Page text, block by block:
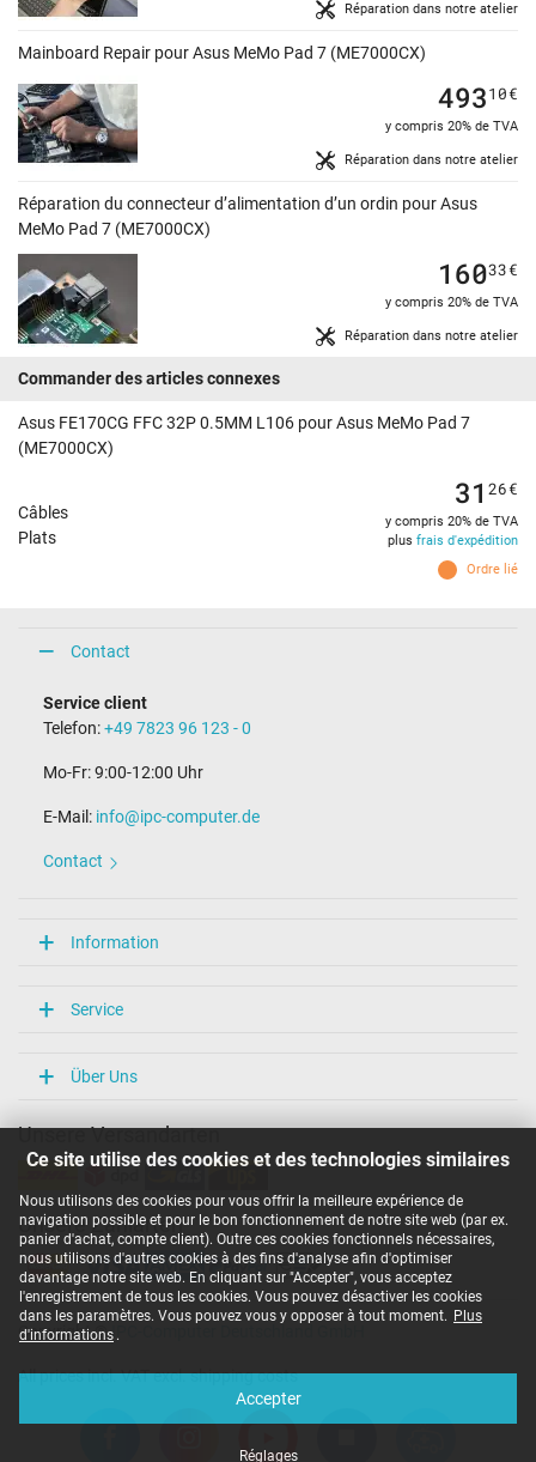
Ce site utilise des cookies et des technologies similaires
Nous utilisons des cookies pour vous offrir la meilleure expérience de
navigation possible et pour le bon fonctionnement de notre site web (par ex.
panier d'achat, compte client). Outre ces cookies fonctionnels nécessaires,
nous utilisons d'autres cookies à des fins d'analyse afin d'optimiser
davantage notre site web. En cliquant sur "Accepter", vous acceptez
l'enregistrement de tous les cookies. Vous pouvez désactiver les cookies
dans les paramètres. Vous pouvez vous y opposer à tout moment. Plus
d'informations .
Accepter
Réglages
Réparation dans notre atelier
Mainboard Repair pour Asus MeMo Pad 7 (ME7000CX)
Réparation dans notre atelier
49310€
y compris 20% de TVA
Réparation du connecteur d’alimentation d’un ordin pour Asus
MeMo Pad 7 (ME7000CX)
Réparation dans notre atelier
16033€
y compris 20% de TVA
Commander des articles connexes
Asus FE170CG FFC 32P 0.5MM L106 pour Asus MeMo Pad 7
(ME7000CX)
Câbles
Plats
Ordre lié
31 26€
y compris 20% de TVA
plus frais d'expédition
Contact
Service client
Telefon:+49 7823 96 123 - 0
Mo-Fr: 9:00-12:00 Uhr
E-Mail: info@ipc-computer.de
Contact
Information
Service
Über Uns
Unsere Versandarten
Unsere Zahlarten
Copyright ©IPC-Computer Deutschland GmbH
All prices incl. VAT excl. shipping costs